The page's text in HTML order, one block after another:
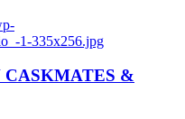
1-335x256.jpg
CASKMATES &